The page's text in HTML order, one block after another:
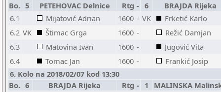
Bo. 5 PETEHOVAC Delnice Rtg - 6
BRAJDA Rijeka
6.1
Mijatović Adrian 1600 - VK
Frketić Karlo
6.2 VK Štimac Grga 1600 -
Režić Damjan
6.3
Matovina Ivan 1600 -
Jugović Vita
6.4
Tomac Jan 1600 -
Frankić Josip
6. Kolo na 2018/02/07 kod 13:30
Bo. 6 BRAJDA Rijeka Rtg - 1
MALINSKA